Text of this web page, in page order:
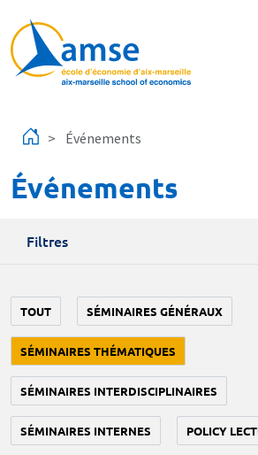
Événements
Événements
Filtres
TOUT SÉMINAIRES GÉNÉRAUX
SÉMINAIRES THÉMATIQUES
SÉMINAIRES INTERDISCIPLINAIRES
SÉMINAIRES INTERNES POLICY